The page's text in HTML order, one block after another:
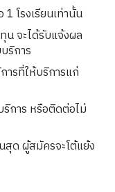
โรงเรียนเท่านั้น
จะได้รับแจ้งผล
ริการ
ารที่ให้บริการแก่
การ หรือติดต่อไม่
ด ผู้สมัครจะโต้แย้ง